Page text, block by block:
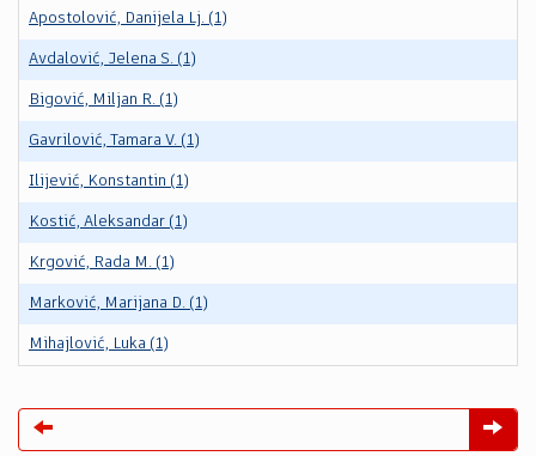
Apostolović, Danijela Lj. (1)
Avdalović, Jelena S. (1)
Bigović, Miljan R. (1)
Gavrilović, Tamara V. (1)
Ilijević, Konstantin (1)
Kostić, Aleksandar (1)
Krgović, Rada M. (1)
Marković, Marijana D. (1)
Mihajlović, Luka (1)